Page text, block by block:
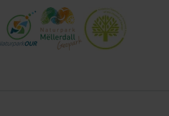
Naturpark OurNatur- und Geopark
Europadiplom